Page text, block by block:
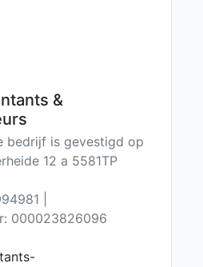
&
bedrijf is gevestigd op
12 a 5581TP
|
000023826096